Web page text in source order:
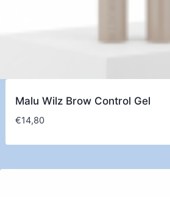
Malu Wilz Brow Control Gel
€14,80